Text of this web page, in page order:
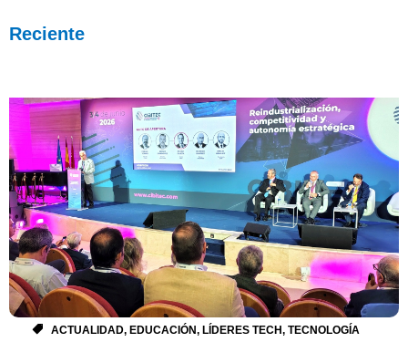
Reciente
ACTUALIDAD, EDUCACIÓN, LÍDERES TECH, TECNOLOGÍA